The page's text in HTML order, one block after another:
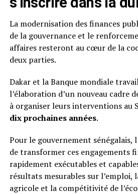
La modernisation des finances
de la gouvernance et le
affaires resteront au cœur de la
deux parties.
Dakar et la Banque mondiale
l’élaboration d’un nouveau cadre
à organiser leurs interventions au
dix prochaines années.
Pour le gouvernement sénégalais,
de transformer ces engagements
rapidement exécutables et
résultats mesurables sur l’emploi,
agricole et la compétitivité de